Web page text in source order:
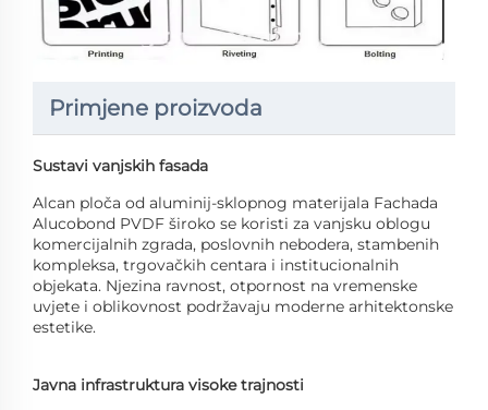
Primjene proizvoda
Sustavi vanjskih fasada
Alcan ploča od aluminij-sklopnog materijala Fachada
Alucobond PVDF široko se koristi za vanjsku oblogu
komercijalnih zgrada, poslovnih nebodera, stambenih
kompleksa, trgovačkih centara i institucionalnih
objekata. Njezina ravnost, otpornost na vremenske
uvjete i oblikovnost podržavaju moderne arhitektonske
estetike.
Javna infrastruktura visoke trajnosti